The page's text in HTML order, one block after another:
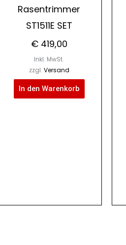
Rasentrimmer
ST1511E SET
€419,00
Inkl. MwSt.
zzgl. Versand
In den Warenkorb